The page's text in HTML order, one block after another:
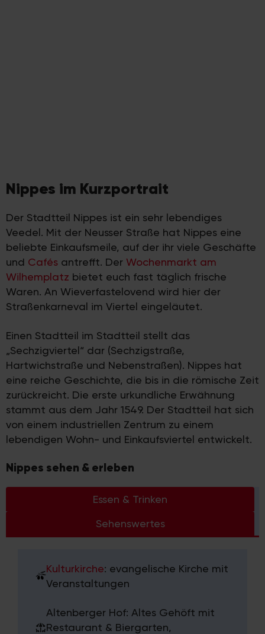
Nippes im Kurzportrait
Der Stadtteil Nippes ist ein sehr lebendiges
Veedel. Mit der Neusser Straße hat Nippes eine
beliebte Einkaufsmeile, auf der ihr viele Geschäfte
und Cafés antrefft. Der Wochenmarkt am
Wilhemplatz bietet euch fast täglich frische
Waren. An Wieverfastelovend wird hier der
Straßenkarneval im Viertel eingeläutet.
Einen Stadtteil im Stadtteil stellt das
„Sechzigviertel“ dar (Sechzigstraße,
Hartwichstraße und Nebenstraßen). Nippes hat
eine reiche Geschichte, die bis in die römische Zeit
zurückreicht. Die erste urkundliche Erwähnung
stammt aus dem Jahr 1549. Der Stadtteil hat sich
von einem industriellen Zentrum zu einem
lebendigen Wohn- und Einkaufsviertel entwickelt.
Nippes sehen & erleben
Essen & Trinken
Sehenswertes
Kulturkirche: evangelische Kirche mit
Veranstaltungen
Altenberger Hof: Altes Gehöft mit
Restaurant & Biergarten,